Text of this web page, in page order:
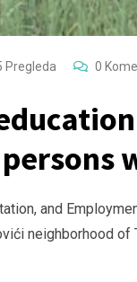
Pregleda 0
and
neighborhood of